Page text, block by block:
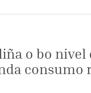
o bo nivel
consumo